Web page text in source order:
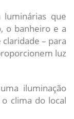
luminárias que
o banheiro e a
– para
luz
iluminação
clima do local